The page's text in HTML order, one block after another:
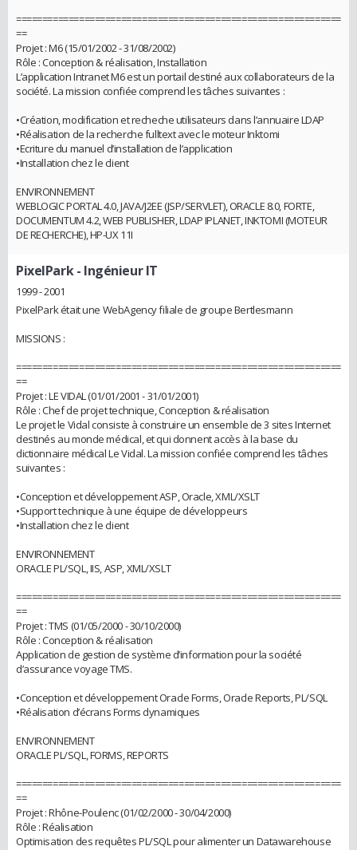
==============================================================
==
Projet : M6 (15/01/2002 - 31/08/2002)
Rôle : Conception & réalisation, Installation
L’application Intranet M6 est un portail destiné aux collaborateurs de la
société. La mission confiée comprend les tâches suivantes :
•Création, modification et recheche utilisateurs dans l’annuaire LDAP
•Réalisation de la recherche fulltext avec le moteur Inktomi
•Ecriture du manuel d’installation de l’application
•Installation chez le client
ENVIRONNEMENT
WEBLOGIC PORTAL 4.0, JAVA/J2EE (JSP/SERVLET), ORACLE 8.0, FORTE,
DOCUMENTUM 4.2, WEB PUBLISHER, LDAP IPLANET, INKTOMI (MOTEUR
DE RECHERCHE), HP-UX 11I
PixelPark- Ingénieur IT
1999 - 2001
PixelPark était une WebAgency filiale de groupe Bertlesmann
MISSIONS :
==============================================================
==
Projet : LE VIDAL (01/01/2001 - 31/01/2001)
Rôle : Chef de projet technique, Conception & réalisation
Le projet le Vidal consiste à construire un ensemble de 3 sites Internet
destinés au monde médical, et qui donnent accès à la base du
dictionnaire médical Le Vidal. La mission confiée comprend les tâches
suivantes :
•Conception et développement ASP, Oracle, XML/XSLT
•Support technique à une équipe de développeurs
•Installation chez le client
ENVIRONNEMENT
ORACLE PL/SQL, IIS, ASP, XML/XSLT
==============================================================
==
Projet : TMS (01/05/2000 - 30/10/2000)
Rôle : Conception & réalisation
Application de gestion de système d’information pour la société
d’assurance voyage TMS.
•Conception et développement Oracle Forms, Oracle Reports, PL/SQL
•Réalisation d’écrans Forms dynamiques
ENVIRONNEMENT
ORACLE PL/SQL, FORMS, REPORTS
==============================================================
==
Projet : Rhône-Poulenc (01/02/2000 - 30/04/2000)
Rôle : Réalisation
Optimisation des requêtes PL/SQL pour alimenter un Datawarehouse